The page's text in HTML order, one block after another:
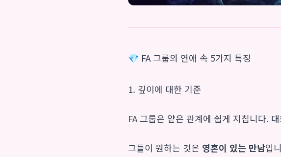
💎 FA 그룹의 연애 속 5가지 특징
1. 깊이에 대한 기준
FA 그룹은 얕은 관계에 쉽게 지칩니다.
그들이 원하는 것은 영혼이 있는 만남입